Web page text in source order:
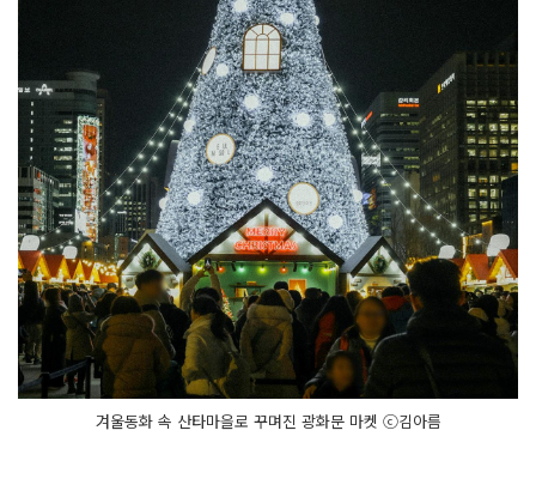
벤
트 부
들
은 방
문
객
에
게 즐
거
움
을 선
사
했
다.
서
울 캐
릭
터 '해
치
겨울동화 속 산타마을로 꾸며진 광화문 마켓 ⓒ김아름